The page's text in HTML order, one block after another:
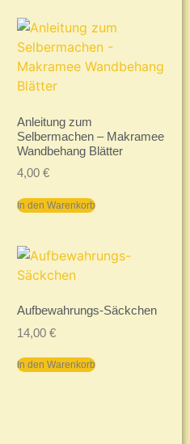
Anleitung zum
Selbermachen – Makramee
Wandbehang Blätter
4,00 €
In den Warenkorb
Aufbewahrungs-Säckchen
14,00 €
In den Warenkorb